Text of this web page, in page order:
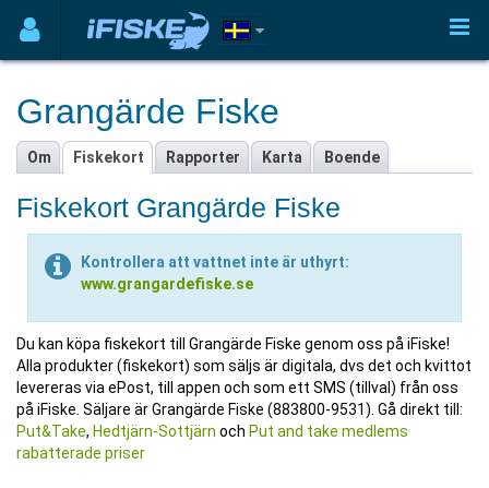
Grangärde Fiske
Om Fiskekort Rapporter Karta Boende
Fiskekort Grangärde Fiske
Kontrollera att vattnet inte är uthyrt:
www.grangardefiske.se
Du kan köpa fiskekort till Grangärde Fiske genom oss på iFiske!
Alla produkter (fiskekort) som säljs är digitala, dvs det och kvittot
levereras via ePost, till appen och som ett SMS (tillval) från oss
på iFiske. Säljare är Grangärde Fiske (883800-9531). Gå direkt till:
Put&Take, Hedtjärn-Sottjärn och Put and take medlems
rabatterade priser